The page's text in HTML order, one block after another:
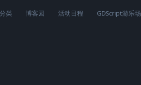
类 博客园 活动日程 GDScript游乐场